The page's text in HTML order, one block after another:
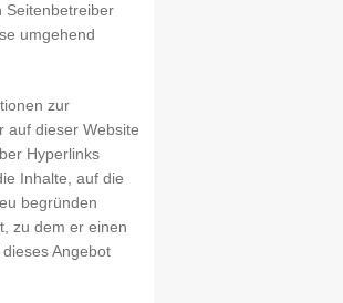
Seitenbetreiber
umgehend
zur
auf dieser Website
Hyperlinks
Inhalte, auf die
begründen
zu dem er einen
Angebot